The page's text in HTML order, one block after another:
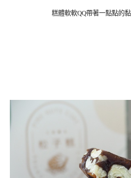
糕體軟軟QQ帶著一點點的